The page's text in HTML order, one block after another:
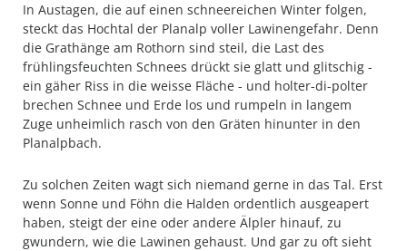
In Austagen, die auf einen schneereichen Winter folgen,
steckt das Hochtal der Planalp voller Lawinengefahr. Denn
die Grathänge am Rothorn sind steil, die Last des
frühlingsfeuchten Schnees drückt sie glatt und glitschig -
ein gäher Riss in die weisse Fläche - und holter-di-polter
brechen Schnee und Erde los und rumpeln in langem
Zuge unheimlich rasch von den Gräten hinunter in den
Planalpbach.
Zu solchen Zeiten wagt sich niemand gerne in das Tal. Erst
wenn Sonne und Föhn die Halden ordentlich ausgeapert
haben, steigt der eine oder andere Älpler hinauf, zu
gwundern, wie die Lawinen gehaust. Und gar zu oft sieht